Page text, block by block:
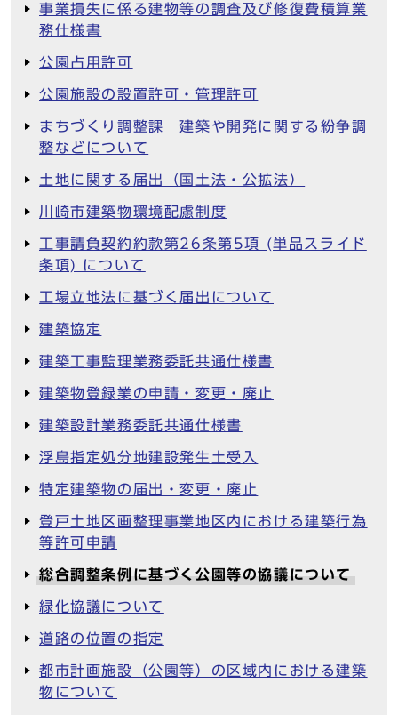
事業損失に係る建物等の調査及び修復費積算業
務仕様書
公園占用許可
公園施設の設置許可・管理許可
まちづくり調整課 建築や開発に関する紛争調
整などについて
土地に関する届出（国土法・公拡法）
川崎市建築物環境配慮制度
工事請負契約約款第26条第5項 (単品スライド
条項) について
工場立地法に基づく届出について
建築協定
建築工事監理業務委託共通仕様書
建築物登録業の申請・変更・廃止
建築設計業務委託共通仕様書
浮島指定処分地建設発生土受入
特定建築物の届出・変更・廃止
登戸土地区画整理事業地区内における建築行為
等許可申請
総合調整条例に基づく公園等の協議について
緑化協議について
道路の位置の指定
都市計画施設（公園等）の区域内における建築
物について